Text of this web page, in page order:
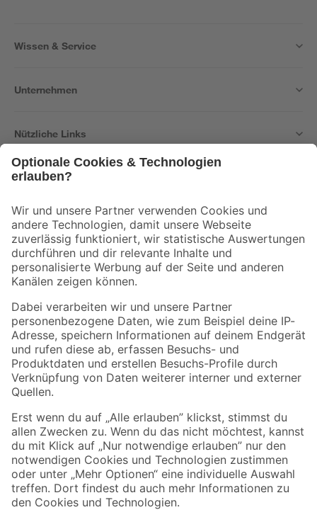
Wissen & Service
Unternehmen
Nützliche Links
Der toom Newsletter: Keine Angebote und Aktionen mehr verpassen!
Zur Newsletter Anmeldung
Folge uns
Zahlungsarten Versandarten
Sicher einkaufen
Jetzt die toom-App herunterladen